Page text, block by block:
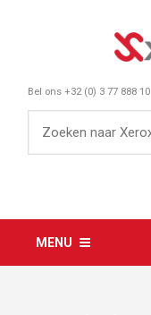
Bel ons +32 (0) 3 77 888 10
MENU